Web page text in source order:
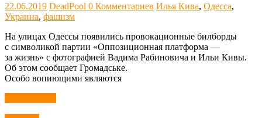
22.06.2019 DeadPool 0 Комментариев Илья Кива, Одесса,
Украина, фашизм
На улицах Одессы появились провокационные билборды
с символикой партии «Оппозиционная платформа —
за жизнь» с фотографией Вадима Рабиновича и Ильи Кивы.
Об этом сообщает Громадське.
Особо вопиющими являются